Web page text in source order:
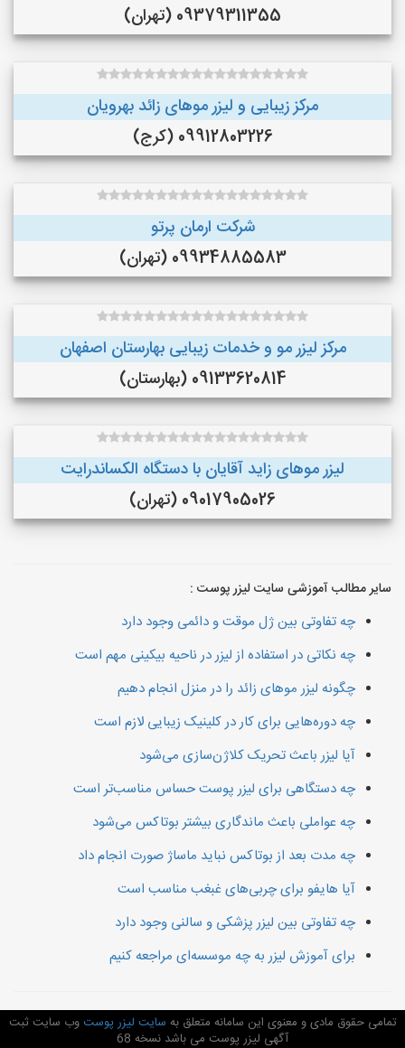
09379311355 (تهران)
مرکز زیبایی و لیزر موهای زائد بهرویان
09912803226 (کرج)
شرکت ارمان پرتو
09934885583 (تهران)
مرکز لیزر مو و خدمات زیبایی بهارستان اصفهان
09133620814 (بهارستان)
لیزر موهای زاید آقایان با دستگاه الکساندرایت
09017905026 (تهران)
سایر مطالب آموزشی سایت لیزر پوست :
چه تفاوتی بین ژل موقت و دائمی وجود دارد
چه نکاتی در استفاده از لیزر در ناحیه بیکینی مهم است
چگونه لیزر موهای زائد را در منزل انجام دهیم
چه دوره‌هایی برای کار در کلینیک زیبایی لازم است
آیا لیزر باعث تحریک کلاژن‌سازی می‌شود
چه دستگاهی برای لیزر پوست حساس مناسب‌تر است
چه عواملی باعث ماندگاری بیشتر بوتاکس می‌شود
چه مدت بعد از بوتاکس نباید ماساژ صورت انجام داد
آیا هایفو برای چربی‌های غبغب مناسب است
چه تفاوتی بین لیزر پزشکی و سالنی وجود دارد
برای آموزش لیزر به چه موسسه‌ای مراجعه کنیم
تمامی حقوق مادی و معنوی این سامانه متعلق به سایت لیزر پوستوب سایت ثبت
آگهی لیزر پوست می باشد نسخه 68